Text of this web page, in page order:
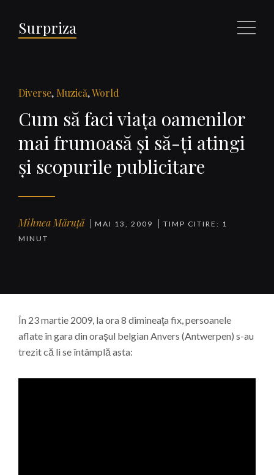
Surpriza Meniu
Diverse, Muzică,World
Cum să faci viaţa oamenilor
mai frumoasă şi să-ţi atingi
şi scopurile publicitare
Mihnea Măruță MAI 13, 2009
TIMP CITIRE: 1
MINUT
În 23 martie 2009, la ora 8 dimineaţa fix, persoanele
aflate în gara din oraşul belgian Anvers (Antwerpen) s-au
trezit că li se întâmplă asta: